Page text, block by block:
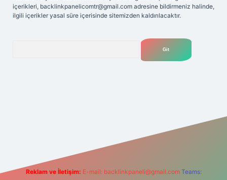
içerikleri, backlinkpanelicomtr@gmail.com adresine bildirmeniz halinde,
ilgili içerikler yasal süre içerisinde sitemizden kaldırılacaktır.
Reklam ve İletişim: E-mail: backlinkpaneli@gmail.com Teams: